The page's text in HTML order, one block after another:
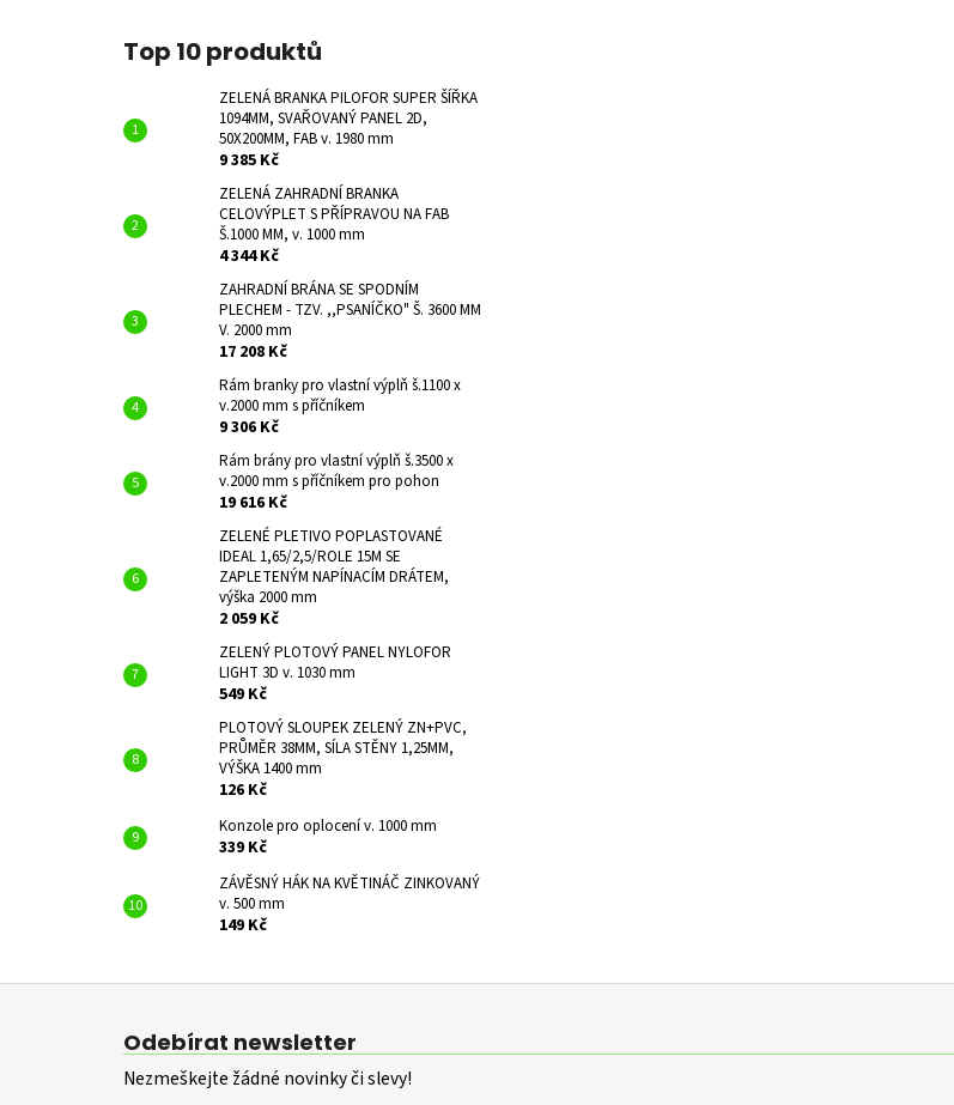
Top 10 produktů
ZELENÁ BRANKA PILOFOR SUPER ŠÍŘKA
1094MM, SVAŘOVANÝ PANEL 2D,
50X200MM, FAB v. 1980 mm
9 385 Kč
ZELENÁ ZAHRADNÍ BRANKA
CELOVÝPLET S PŘÍPRAVOU NA FAB
Š.1000 MM, v. 1000 mm
4 344 Kč
ZAHRADNÍ BRÁNA SE SPODNÍM
PLECHEM - TZV. ,,PSANÍČKO" Š. 3600 MM
V. 2000 mm
17 208 Kč
Rám branky pro vlastní výplň š.1100 x
v.2000 mm s příčníkem
9 306 Kč
Rám brány pro vlastní výplň š.3500 x
v.2000 mm s příčníkem pro pohon
19 616 Kč
ZELENÉ PLETIVO POPLASTOVANÉ
IDEAL 1,65/2,5/ROLE 15M SE
ZAPLETENÝM NAPÍNACÍM DRÁTEM,
výška 2000 mm
2 059 Kč
ZELENÝ PLOTOVÝ PANEL NYLOFOR
LIGHT 3D v. 1030 mm
549 Kč
PLOTOVÝ SLOUPEK ZELENÝ ZN+PVC,
PRŮMĚR 38MM, SÍLA STĚNY 1,25MM,
VÝŠKA 1400 mm
126 Kč
Konzole pro oplocení v. 1000 mm
339 Kč
ZÁVĚSNÝ HÁK NA KVĚTINÁČ ZINKOVANÝ
v. 500 mm
149 Kč
Z
Odebírat newsletter
Nezmeškejte žádné novinky či slevy!